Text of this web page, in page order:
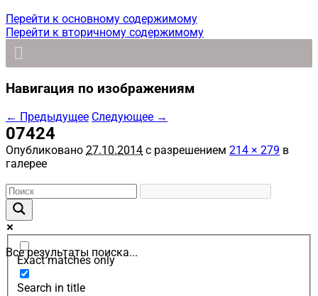
Перейти к основному содержимому
Перейти к вторичному содержимому
Навигация по изображениям
← Предыдущее Следующее →
07424
Опубликовано 27.10.2014 с разрешением 214 × 279 в
галерее
Все результаты поиска...
Exact matches only
Search in title